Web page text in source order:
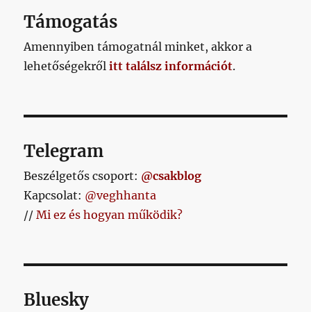
Támogatás
Amennyiben támogatnál minket, akkor a
lehetőségekrőlitt találsz információt.
Telegram
Beszélgetős csoport: @csakblog
Kapcsolat: @veghhanta
//Mi ez és hogyan működik?
Bluesky